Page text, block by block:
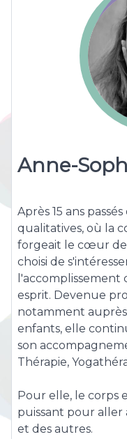
Anne-
Après 15 ans
qualitatives, où la
forgeait le cœur de
choisi de
l'accomplissement
esprit. Devenue
notamment
enfants, elle
son
Thérapie,
Pour elle, le corps
puissant pour aller
et des autres.